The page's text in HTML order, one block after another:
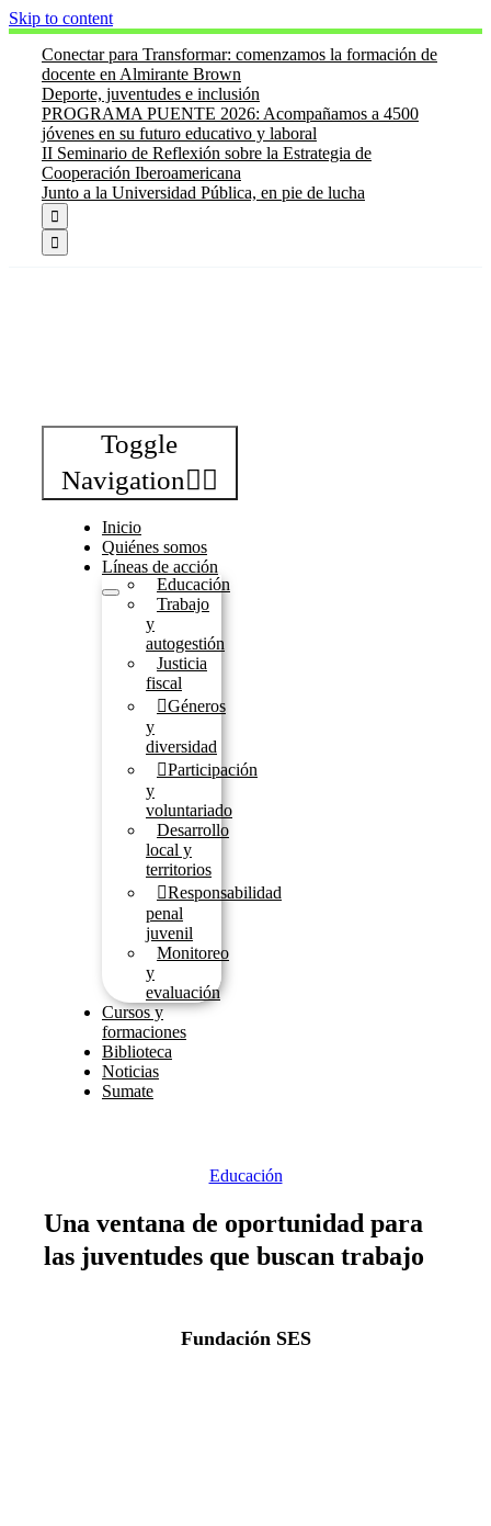
Skip to content
Conectar para Transformar: comenzamos la formación de
docente en Almirante Brown
Deporte, juventudes e inclusión
PROGRAMA PUENTE 2026: Acompañamos a 4500
jóvenes en su futuro educativo y laboral
II Seminario de Reflexión sobre la Estrategia de
Cooperación Iberoamericana
Junto a la Universidad Pública, en pie de lucha


Toggle
Navigation
Inicio
Quiénes somos
Líneas de acción
Educación
Trabajo
y
autogestión
Justicia
fiscal
Géneros
y
diversidad
Participación
y
voluntariado
Desarrollo
local y
territorios
Responsabilidad
penal
juvenil
Monitoreo
y
evaluación
Cursos y
formaciones
Biblioteca
Noticias
Sumate
Educación
Una ventana de oportunidad para
las juventudes que buscan trabajo
Fundación SES